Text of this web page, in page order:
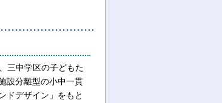
三中学区の子どもた
設分離型の小中一貫
ドデザイン」をもと